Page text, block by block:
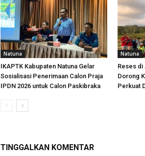
Natuna
IKAPTK Kabupaten Natuna Gelar
Sosialisasi Penerimaan Calon Praja
IPDN 2026 untuk Calon Paskibraka
Natuna
Reses di
Dorong
Perkuat
TINGGALKAN KOMENTAR